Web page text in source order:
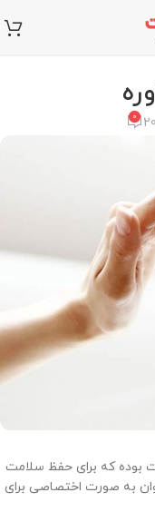
0
بوده که برای حفظ سلامت
به صورت اختصاصی برای